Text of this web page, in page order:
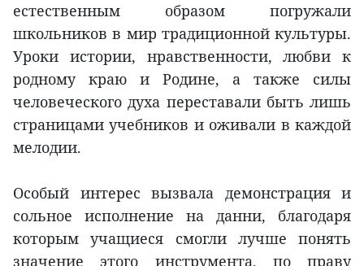
естественным образом погружали
школьников в мир традиционной культуры.
Уроки истории, нравственности, любви к
родному краю и Родине, а также силы
человеческого духа переставали быть лишь
страницами учебников и оживали в каждой
мелодии.
Особый интерес вызвала демонстрация и
сольное исполнение на данни, благодаря
которым учащиеся смогли лучше понять
значение этого инструмента, по праву